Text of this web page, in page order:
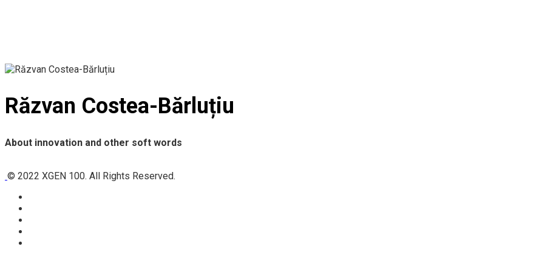
Răzvan Costea-Bărluțiu
About innovation and other soft words
© 2022 XGEN 100. All Rights Reserved.